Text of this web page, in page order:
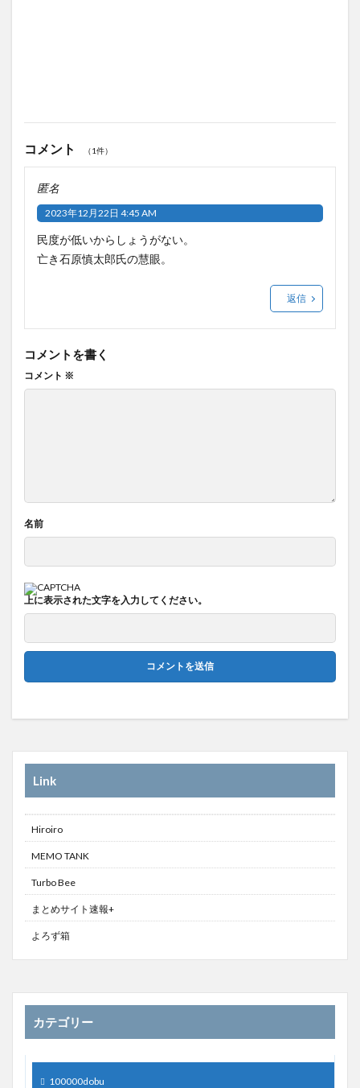
コメント （1件）
匿名
2023年12月22日 4:45 AM
民度が低いからしょうがない。
亡き石原慎太郎氏の慧眼。
返信
コメントを書く
コメント ※
名前
上に表示された文字を入力してください。
Link
Hiroiro
MEMO TANK
Turbo Bee
まとめサイト速報+
よろず箱
カテゴリー
100000dobu